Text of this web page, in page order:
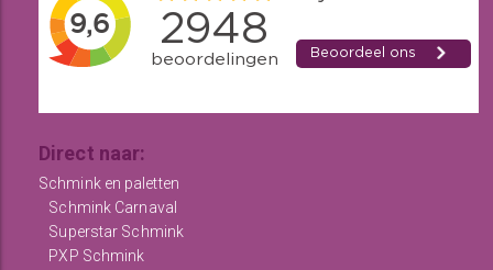
Direct naar:
Schmink en paletten
Schmink Carnaval
Superstar Schmink
PXP Schmink